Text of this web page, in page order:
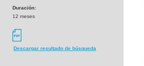
Duración:
12 meses
Descargar resultado de búsqueda